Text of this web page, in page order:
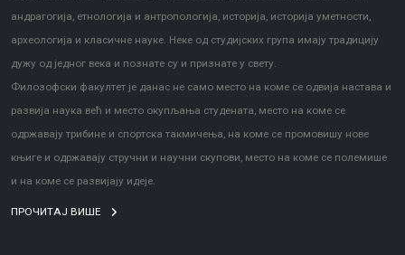
андрагогија, етнологија и антропологија, историја, историја уметности,
археологија и класичне науке. Неке од студијских група имају традицију
дужу од једног века и познате су и признате у свету.
Филозофски факултет је данас не само место на коме се одвија настава и
развија наука већ и место окупљања студената, место на коме се
одржавају трибине и спортска такмичења, на коме се промовишу нове
књиге и одржавају стручни и научни скупови, место на коме се полемише
и на коме се развијају идеје.
ПРОЧИТАЈ ВИШЕ